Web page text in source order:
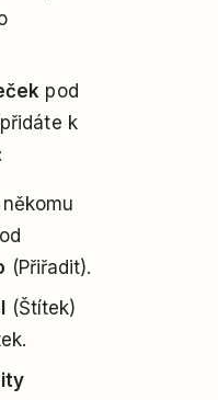
pod
k
(Přiřadit).
(Štítek)